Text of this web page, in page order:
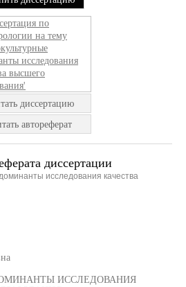
диссертацию
автореферат
диссертации
исследования качества
ИССЛЕДОВАНИЯ